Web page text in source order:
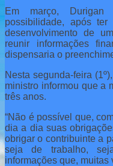
Em março,
possibilidade, após
desenvolvimento de
reunir informações
dispensaria o
Nesta segunda-feira
ministro informou que a
três anos.
“Não é possível que,
dia a dia suas
obrigar o contribuinte a
seja de trabalho,
informações que, muitas